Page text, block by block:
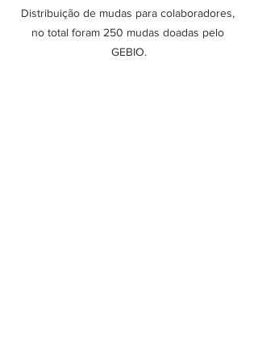
Distribuição de mudas para colaboradores,
no total foram 250 mudas doadas pelo
GEBIO.